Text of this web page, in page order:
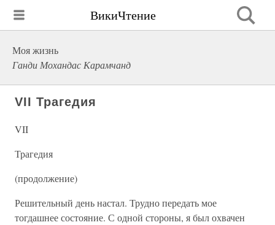
ВикиЧтение
Моя жизнь
Ганди Мохандас Карамчанд
VII Трагедия
VII
Трагедия
(продолжение)
Решительный день настал. Трудно передать мое
тогдашнее состояние. С одной стороны, я был охвачен